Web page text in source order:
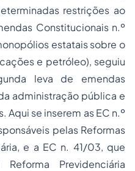
restrições ao
Constitucionais n.º
estatais sobre o
e petróleo), seguiu
leva de emendas
administração pública e
se inserem as EC n.º
pelas Reformas
e a EC n. 41/03, que
Previdenciária